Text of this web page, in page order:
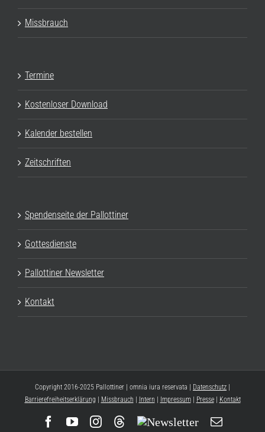
Missbrauch
Termine
Kostenloser Download
Kalender bestellen
Zeitschriften
Spendenseite der Pallottiner
Gottesdienste
Pallottiner Newsletter
Kontakt
Copyright 2016-2025 Pallottiner | omnia iura reservata | Datenschutz
Barrierefreiheitserklärung
Missbrauch Intern Impressum| Presse| Kontakt
Facebook
YouTubeInstagram
Threads
Newsletter
E-